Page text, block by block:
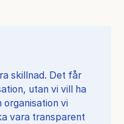
skillnad. Det får
utan vi vill ha
vi
vara transparent